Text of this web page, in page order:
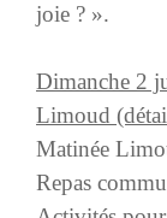
joie ? ».
Dimanche 2
Limoud
Matinée
Repas